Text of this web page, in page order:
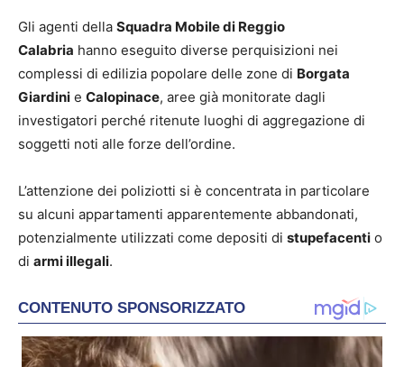
Gli agenti della Squadra Mobile di Reggio
Calabria hanno eseguito diverse perquisizioni nei
complessi di edilizia popolare delle zone di Borgata
Giardini e Calopinace, aree già monitorate dagli
investigatori perché ritenute luoghi di aggregazione di
soggetti noti alle forze dell’ordine.
L’attenzione dei poliziotti si è concentrata in particolare
su alcuni appartamenti apparentemente abbandonati,
potenzialmente utilizzati come depositi di stupefacenti o
di armi illegali.